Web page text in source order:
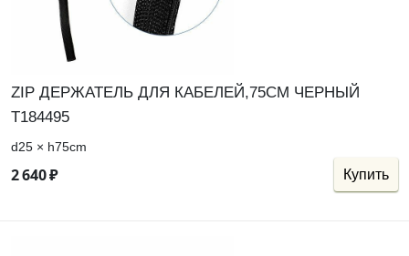
ZIP ДЕРЖАТЕЛЬ ДЛЯ КАБЕЛЕЙ,75СМ ЧЕРНЫЙ
Т184495
d25 × h75cm
2640₽ Купить